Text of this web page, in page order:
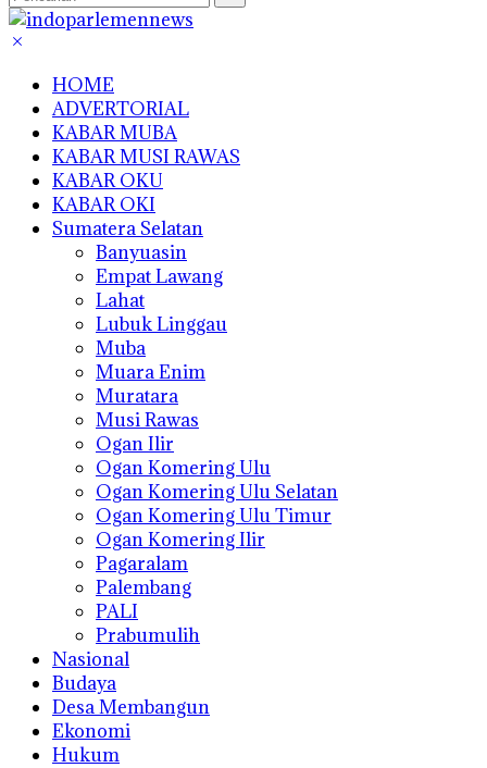
HOME
ADVERTORIAL
KABAR MUBA
KABAR MUSI RAWAS
KABAR OKU
KABAR OKI
Sumatera Selatan
Banyuasin
Empat Lawang
Lahat
Lubuk Linggau
Muba
Muara Enim
Muratara
Musi Rawas
Ogan Ilir
Ogan Komering Ulu
Ogan Komering Ulu Selatan
Ogan Komering Ulu Timur
Ogan Komering Ilir
Pagaralam
Palembang
PALI
Prabumulih
Nasional
Budaya
Desa Membangun
Ekonomi
Hukum